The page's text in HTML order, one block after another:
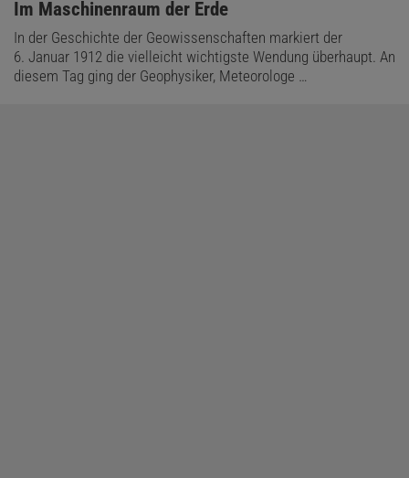
:Im Maschinenraum der Erde
In der Geschichte der Geowissenschaften markiert der
6. Januar 1912 die vielleicht wichtigste Wendung überhaupt. An
diesem Tag ging der Geophysiker, Meteorologe …